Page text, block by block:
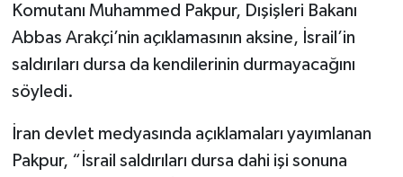
Komutanı Muhammed Pakpur, Dışişleri Bakanı
Abbas Arakçi’nin açıklamasının aksine, İsrail’in
saldırıları dursa da kendilerinin durmayacağını
söyledi.
İran devlet medyasında açıklamaları yayımlanan
Pakpur, “İsrail saldırıları dursa dahi işi sonuna